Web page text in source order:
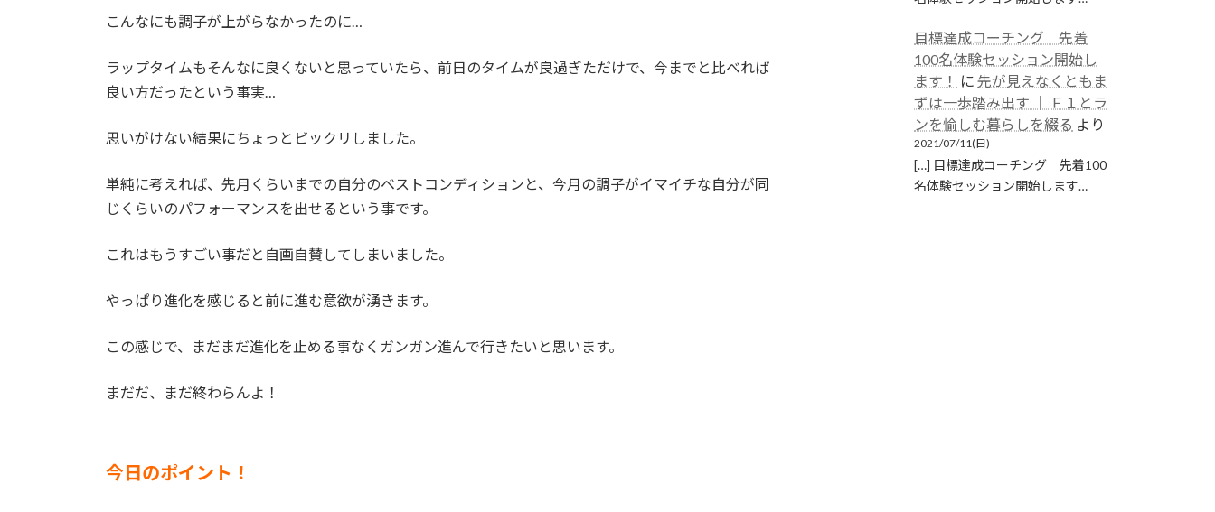
こんなにも調子が上がらなかったのに…
ラップタイムもそんなに良くないと思っていたら、前日のタイムが良過ぎただけで、今までと比べれば
良い方だったという事実…
思いがけない結果にちょっとビックリしました。
単純に考えれば、先月くらいまでの自分のベストコンディションと、今月の調子がイマイチな自分が同
じくらいのパフォーマンスを出せるという事です。
これはもうすごい事だと自画自賛してしまいました。
やっぱり進化を感じると前に進む意欲が湧きます。
この感じで、まだまだ進化を止める事なくガンガン進んで行きたいと思います。
まだだ、まだ終わらんよ！
今日のポイント！
目標達成コーチング 先着
100名体験セッション開始し
ます！
に先が見えなくともま
ずは一歩踏み出す │ Ｆ１とラ
ンを愉しむ暮らしを綴る より
2021/07/11(日)
[…] 目標達成コーチング 先着100
名体験セッション開始します…